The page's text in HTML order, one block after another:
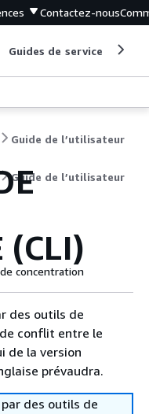
Contactez-nous
Guides de service
Guide de l’utilisateur
Guide de l’utilisateur
(CLI)
concentration
des outils de
conflit entre le
de la version
prévaudra.
des outils de